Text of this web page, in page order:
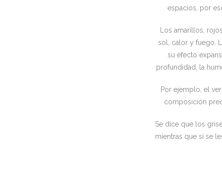
espacios, por
Los amarillos,
sol, calor y fuego.
su efecto
profundidad, la
Por ejemplo, el
composición
Se dice que los
mientras que si se